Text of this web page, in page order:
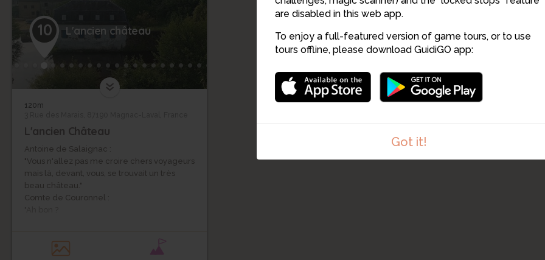
are disabled in this web app.
To enjoy a full-featured version of game tours, or to use
tours offline, please download GuidiGO app:
Got it!
10 L'ancien château
120m
L'ancien Château
Antoine de Salaignac :
"Vous n'allez pas me croire chers voyageurs
mais là, devant, vous, se trouvait un très
beau château."
Comte de Couronnel :
"Oui. D'ailleurs, le château qui se trouvait ici